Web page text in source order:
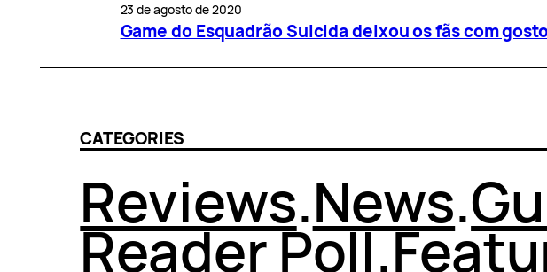
23 de agosto de 2020
Game do Esquadrão Suicida deixou os fãs com
CATEGORIES
Reviews.News.
Reader Poll.